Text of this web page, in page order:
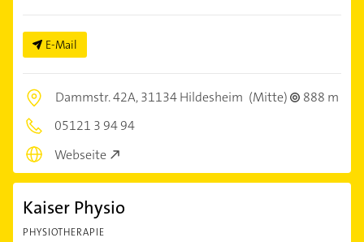
E-Mail
Dammstr. 42A,31134 Hildesheim (Mitte)
888 m
05121 3 94 94
Webseite
Kaiser Physio
PHYSIOTHERAPIE